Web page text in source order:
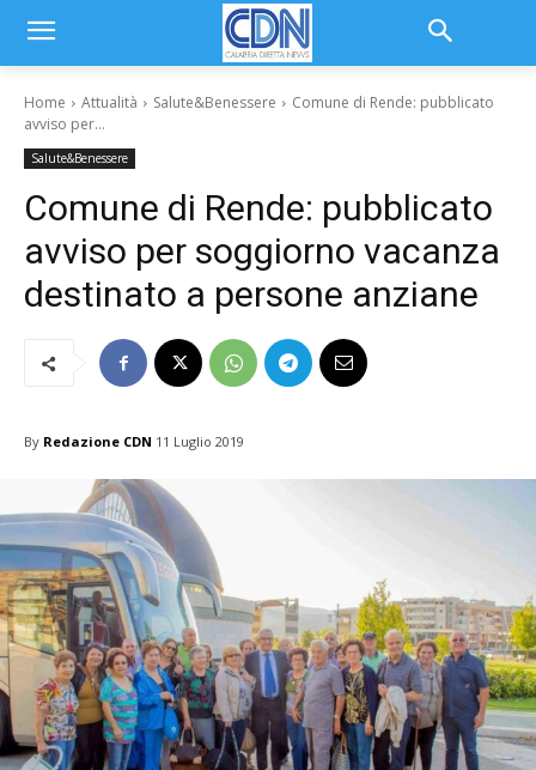
Home Attualità Salute&Benessere
Comune di Rende: pubblicato
avviso per...
Salute&Benessere
Comune di Rende: pubblicato
avviso per soggiorno vacanza
destinato a persone anziane
By Redazione CDN 11 Luglio 2019